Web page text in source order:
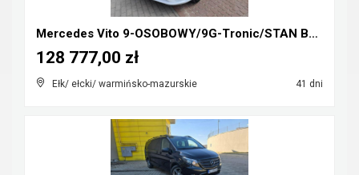
Mercedes Vito 9-OSOBOWY/9G-Tronic/STAN BDB/GWARANC...
Ełk/ ełcki/ warmińsko-mazurskie 41 dni
128 777,00 zł